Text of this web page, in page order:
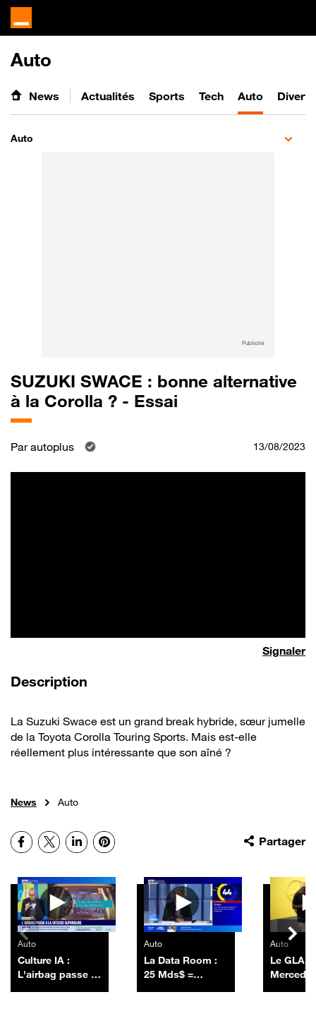
Auto
News Actualités Sports Tech Auto
Auto
Publicité
SUZUKI SWACE : bonne alternative
à la Corolla ? - Essai
Parautoplus 13/08/2023
Signaler
Description
La Suzuki Swace est un grand break hybride, sœur jumelle
de la Toyota Corolla Touring Sports. Mais est-elle
réellement plus intéressante que son aîné ?
News Auto
Partager
Facebook
X LinkedInPinterest
Autres vidéos
Auto
Culture IA :
L'airbag passe à
Auto
La Data Room :
25 Mds$ =
Auto
Le GLA,